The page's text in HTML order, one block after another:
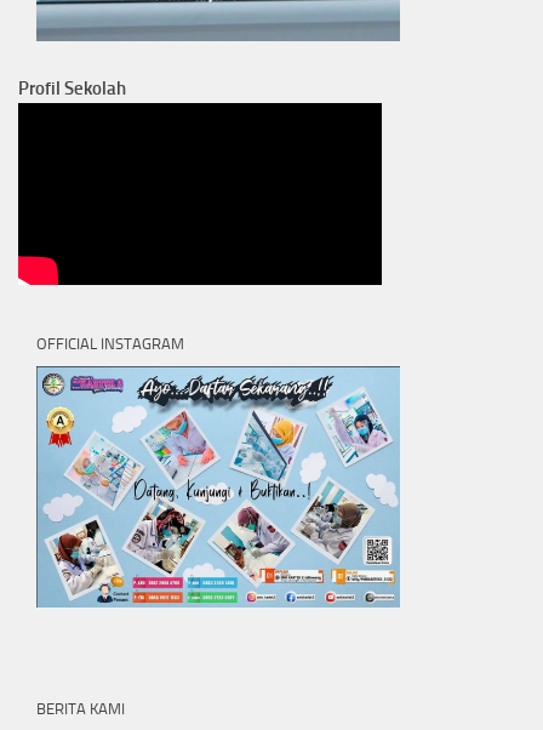
Profil Sekolah
OFFICIAL INSTAGRAM
BERITA KAMI